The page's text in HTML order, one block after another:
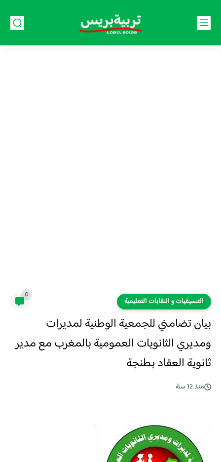
التنسيقيات و النقابات التعليمية
0
بيان تضامني للجمعية الوطنية لمديرات
ومديري الثانويات العمومية بالمغرب مع مدير
ثانوية العقاد بطنجة
منذ 12 سنة